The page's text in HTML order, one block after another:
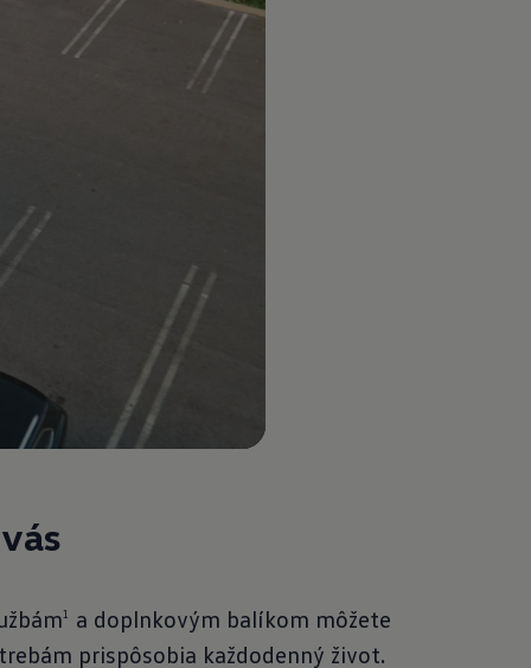
1
a doplnkovým balíkom môžete
prispôsobia každodenný život.